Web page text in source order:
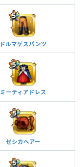
ドルマゲスパンツ
ミーティアドレス
ゼシカヘアー